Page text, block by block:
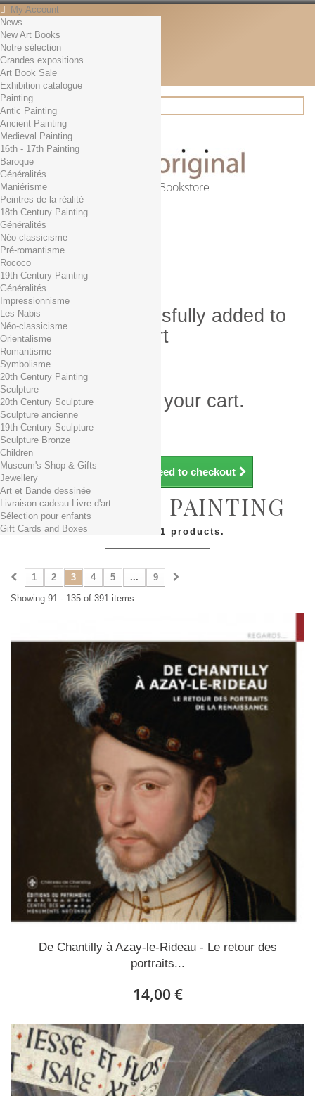
My Account
Contact
English
English
Français
News
Search
Online Art Bookstore
Cart (empty)
No products
Free shipping!
0,00 € Total
Check out
Product successfully added to
your shopping cart
Quantity
Total
There is 1 item in your cart.
Total products (tax incl.)
Total shipping TTC
Total (tax incl.)
Continue shopping Proceed to checkout
News
New Art Books
Notre sélection
Grandes expositions
Art Book Sale
Exhibition catalogue
Painting
Antic Painting
Ancient Painting
Medieval Painting
16th - 17th Painting
Baroque
Généralités
Maniérisme
Peintres de la réalité
18th Century Painting
Généralités
Néo-classicisme
Pré-romantisme
Rococo
19th Century Painting
Généralités
Impressionnisme
Les Nabis
Néo-classicisme
Orientalisme
Romantisme
Symbolisme
20th Century Painting
Sculpture
20th Century Sculpture
Sculpture ancienne
19th Century Sculpture
Sculpture Bronze
Children
Museum's Shop & Gifts
Jewellery
Art et Bande dessinée
Livraison cadeau Livre d'art
Sélection pour enfants
Gift Cards and Boxes
16TH - 17TH PAINTING
There are 391 products.
1 2 3 4 5 ...
9
Showing 91 - 135 of 391 items
De Chantilly à Azay-le-Rideau - Le retour des
portraits...
14,00 €